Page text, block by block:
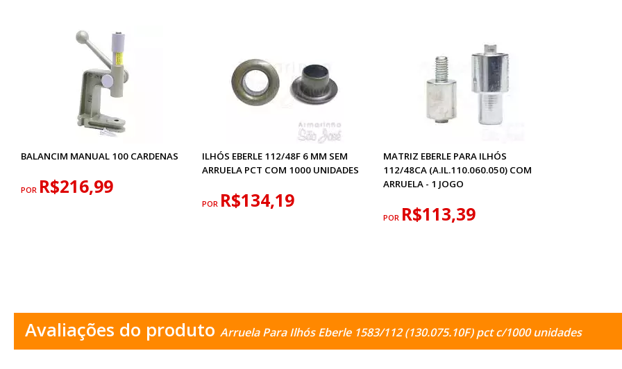
BALANCIM MANUAL 100 CARDENAS
POR R$216,99
ILHÓS EBERLE 112/48F 6 MM SEM
ARRUELA PCT COM 1000 UNIDADES
POR R$134,19
MATRIZ EBERLE PARA ILHÓS
112/48CA (A.IL.110.060.050) COM
ARRUELA - 1 JOGO
POR R$113,39
Avaliações do produto Arruela Para Ilhós Eberle 1583/112 (130.075.10F) pct c/1000 unidades